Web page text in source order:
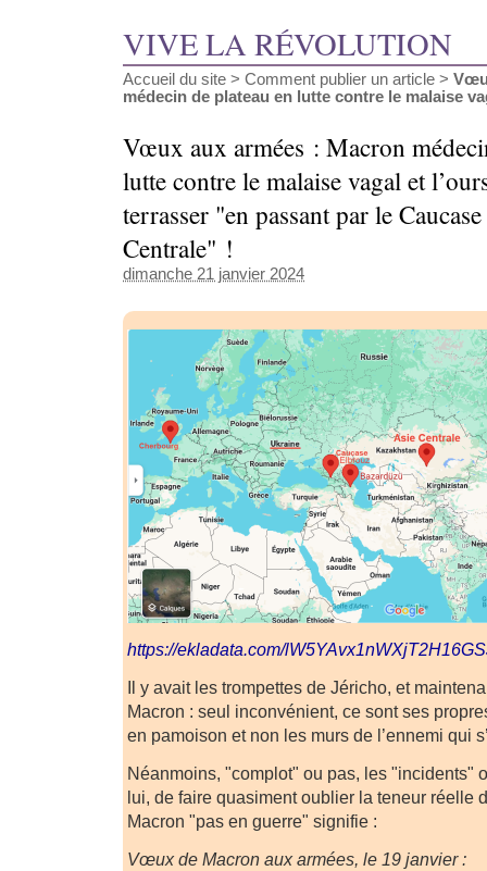
VIVE LA RÉVOLUTION
Accueil du site > Comment publier un article >
médecin de plateau en lutte contre le malaise
Vœux aux armées : Macron
lutte contre le malaise vagal et
terrasser "en passant par le
Centrale" !
dimanche 21 janvier 2024
https://ekladata.com/
Il y avait les trompettes de Jéricho, et
Macron : seul inconvénient, ce sont ses
en pamoison et non les murs de l’ennemi qui
Néanmoins, "complot" ou pas, les "incidents"
lui, de faire quasiment oublier la teneur réelle
Macron "pas en guerre" signifie :
Vœux de Macron aux armées, le 19 janvier :